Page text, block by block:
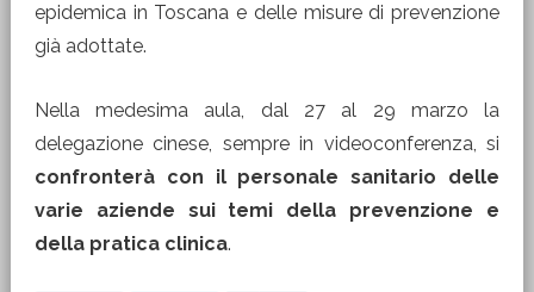
epidemica in Toscana e delle misure di prevenzione
già adottate.
Nella medesima aula, dal 27 al 29 marzo la
delegazione cinese, sempre in videoconferenza, si
confronterà con il personale sanitario delle
varie aziende sui temi della prevenzione e
della pratica clinica.